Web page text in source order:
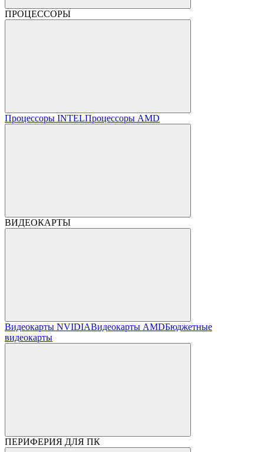
ПРОЦЕССОРЫ
Процессоры INTELПроцессоры AMD
ВИДЕОКАРТЫ
Видеокарты NVIDIAВидеокарты AMDБюджетные
видеокарты
ПЕРИФЕРИЯ ДЛЯ ПК